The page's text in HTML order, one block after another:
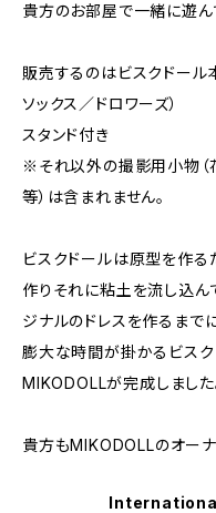
貴方のお部屋で一緒に遊ん
販売するのはビスクドール
ソックス／ドロワーズ）
スタンド付き
※それ以外の撮影用小物（
等）は含まれません。
ビスクドールは原型を作る
作りそれに粘土を流し込ん
ジナルのドレスを作るまで
膨大な時間が掛かるビスク
MIKODOLLが完成しました
貴方もMIKODOLLのオーナ